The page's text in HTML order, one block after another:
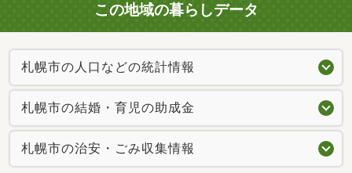
この地域の暮らしデータ
札幌市の人口などの統計情報
札幌市の結婚・育児の助成金
札幌市の治安・ごみ収集情報